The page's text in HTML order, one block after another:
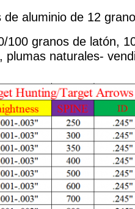
aluminio de 12
100 granos de latón,
plumas naturales-